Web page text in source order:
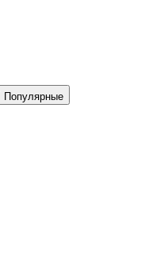
Популярные